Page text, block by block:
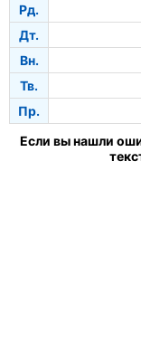
Рд.
Дт.
Вн.
Тв.
Пр.
Если вы нашли